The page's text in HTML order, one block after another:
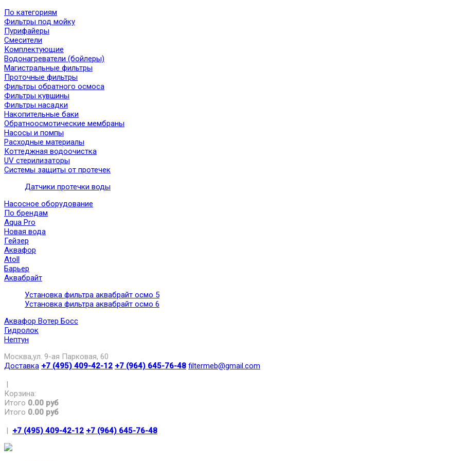
По категориям
Фильтры под мойку
Пурифайеры
Смесители
Комплектующие
Водонагреватели (бойлеры)
Магистральные фильтры
Проточные фильтры
Фильтры обратного осмоса
Фильтры кувшины
Фильтры насадки
Накопительные баки
Обратноосмотические мембраны
Насосы и помпы
Расходные материалы
Коттеджная водоочистка
UV стерилизаторы
Системы защиты от протечек
Датчики протечки воды
Насосное оборудование
По брендам
Aqua Pro
Новая вода
Гейзер
Аквафор
Atoll
Барьер
Аквабрайт
Установка фильтра аквабрайт осмо 5
Установка фильтра аквабрайт осмо 6
Аквафор Вотер Босс
Гидролок
Нептун
Москва,ул. 9-ая Парковая, 60
Доставка +7 (495) 409-42-12 +7 (964) 645-76-48 filtermeb@gmail.com
|
Корзина:
Итого 0.00 руб
Итого 0.00 руб
| +7 (495) 409-42-12 +7 (964) 645-76-48